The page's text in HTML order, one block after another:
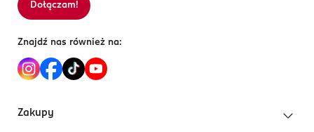
Dołączam!
Znajdź nas również na:
Zakupy